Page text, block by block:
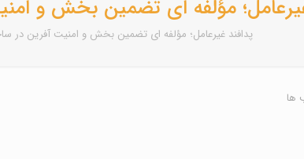
مؤلفه ای تضمین بخش و
پدافند غیرعامل؛ مؤلفه ای تضمین بخش و امنیت آفرین در